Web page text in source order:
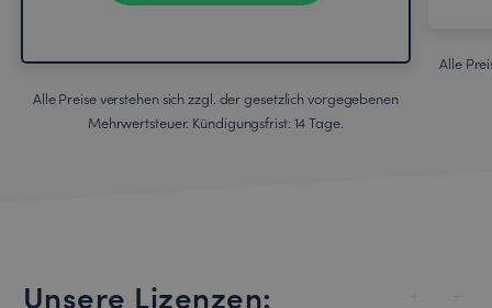
Alle Preise verstehen sich zzgl. der gesetzlich vorgegebenen
Mehrwertsteuer. Kündigungsfrist: 14 Tage.
Alle
Unsere Lizenzen: